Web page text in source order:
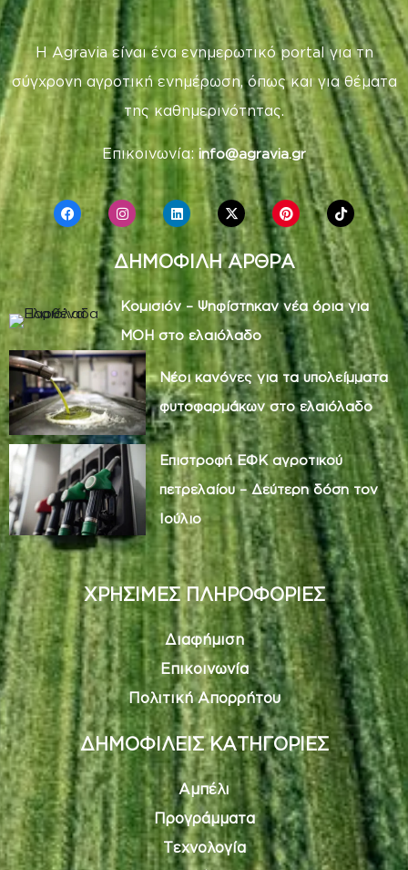
Η Agravia είναι ένα ενημερωτικό portal για τη
σύγχρονη αγροτική ενημέρωση, όπως και για θέματα
της καθημερινότητας.
Επικοινωνία: info@agravia.gr
ΔΗΜΟΦΙΛΗ ΑΡΘΡΑ
Κομισιόν – Ψηφίστηκαν νέα όρια για
MOH στο ελαιόλαδο
Νέοι κανόνες για τα υπολείμματα
φυτοφαρμάκων στο ελαιόλαδο
Επιστροφή ΕΦΚ αγροτικού
πετρελαίου – Δεύτερη δόση τον
Ιούλιο
ΧΡΗΣΙΜΕΣ ΠΛΗΡΟΦΟΡΙΕΣ
Διαφήμιση
Επικοινωνία
Πολιτική Απορρήτου
ΔΗΜΟΦΙΛΕΙΣ ΚΑΤΗΓΟΡΙΕΣ
Αμπέλι
Προγράμματα
Τεχνολογία